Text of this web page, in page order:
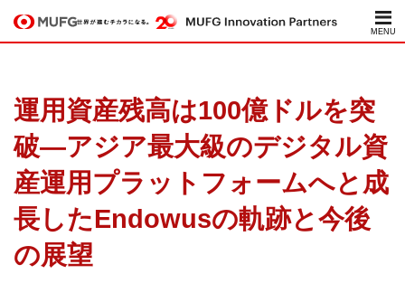
運用資産残高は100億ドルを突
破—アジア最大級のデジタル資
産運用プラットフォームへと成
長したEndowusの軌跡と今後
の展望